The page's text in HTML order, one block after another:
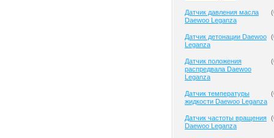
Датчик давления масла
Daewoo Leganza
(
Датчик детонации Daewoo
Leganza
(
Датчик положения
распредвала Daewoo
Leganza
(
Датчик температуры
жидкости Daewoo Leganza
(
Датчик частоты вращения
Daewoo Leganza
(